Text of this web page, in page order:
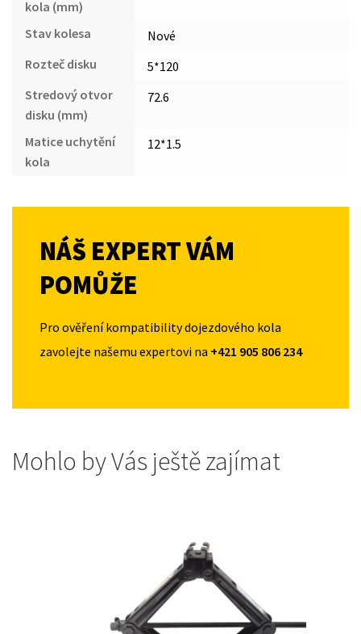
kola (mm)
Stav kolesa
Nové
Rozteč disku
5*120
Stredový otvor
disku (mm)
72.6
Matice uchytění
kola
12*1.5
NÁŠ EXPERT VÁM
POMŮŽE
Pro ověření kompatibility dojezdového kola
zavolejte našemu expertovi na +421 905 806 234
Mohlo by Vás ještě zajímat